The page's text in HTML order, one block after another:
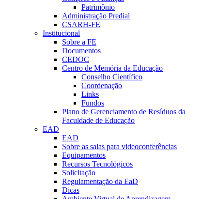
Patrimônio
Administração Predial
CSARH-FE
Institucional
Sobre a FE
Documentos
CEDOC
Centro de Memória da Educação
Conselho Científico
Coordenação
Links
Fundos
Plano de Gerenciamento de Resíduos da
Faculdade de Educação
EAD
EAD
Sobre as salas para videoconferências
Equipamentos
Recursos Tecnológicos
Solicitação
Regulamentação da EaD
Dicas